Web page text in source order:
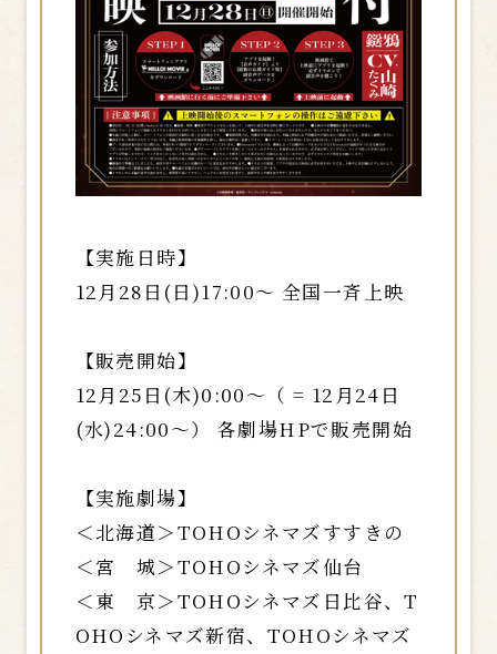
【実施日時】
12月28日(日)17:00～ 全国一斉上映
【販売開始】
12月25日(木)0:00～（ = 12月24日
(水)24:00～） 各劇場HPで販売開始
【実施劇場】
＜北海道＞TOHOシネマズすすきの
＜宮 城＞TOHOシネマズ仙台
＜東 京＞TOHOシネマズ日比谷、T
OHOシネマズ新宿、TOHOシネマズ